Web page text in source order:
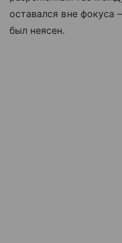
оставался вне фокуса
был неясен.